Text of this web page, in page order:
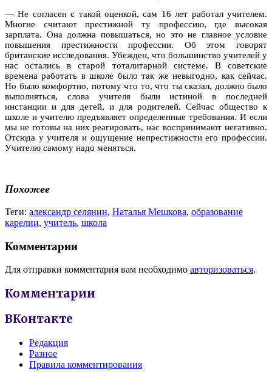
— Не согласен с такой оценкой, сам 16 лет работал учителем.
Многие считают престижной ту профессию, где высокая
зарплата. Она должна повышаться, но это не главное условие
повышения престижности профессии. Об этом говорят
британские исследования. Убежден, что большинство учителей у
нас остались в старой тоталитарной системе. В советские
времена работать в школе было так же невыгодно, как сейчас.
Но было комфортно, потому что то, что ты сказал, должно было
выполняться, слова учителя были истиной в последней
инстанции и для детей, и для родителей. Сейчас общество к
школе и учителю предъявляет определенные требования. И если
мы не готовы на них реагировать, нас воспринимают негативно.
Отсюда у учителя и ощущение непрестижности его профессии.
Учителю самому надо меняться.
Похожее
Теги: александр селянин, Наталья Мешкова, образование
карелии, учитель, школа
Комментарии
Для отправки комментария вам необходимо авторизоваться.
Комментарии
ВКонтакте
Редакция
Разное
Правила комментирования